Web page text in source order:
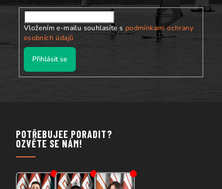
Vložením e-mailu souhlasíte s podmínkami ochrany
osobních údajů
Přihlásit se
POTŘEBUJEE PORADIT?
OZVĚTE SE NÁM!